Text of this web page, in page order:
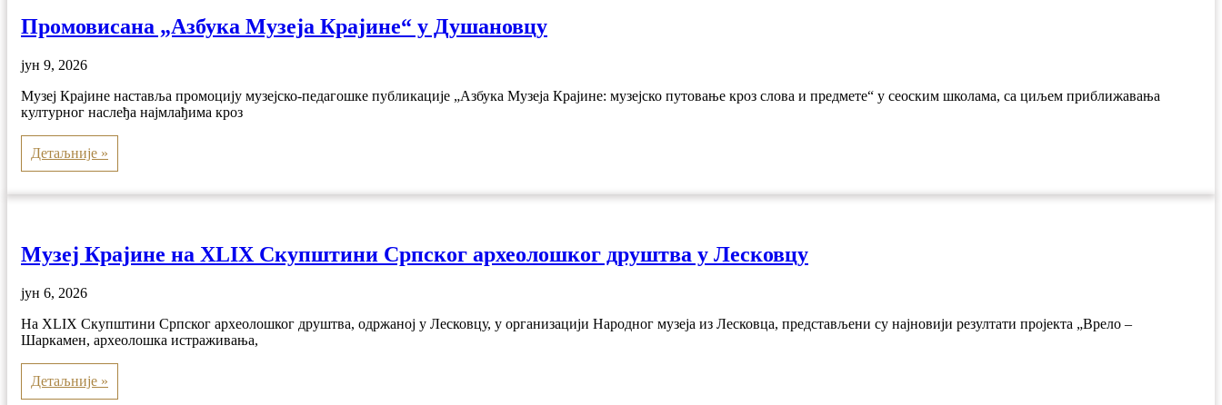
Промовисана „Азбука Музеја Крајине“ у Душановцу
јун 9, 2026
Музеј Крајине наставља промоцију музејско-педагошке публикације „Азбука Музеја Крајине: музејско путовање кроз слова и предмете“ у сеоским школама, са циљем приближавања
културног наслеђа најмлађима кроз
Детаљније »
Музеј Крајине на XLIX Скупштини Српског археолошког друштва у Лесковцу
јун 6, 2026
На XLIX Скупштини Српског археолошког друштва, одржаној у Лесковцу, у организацији Народног музеја из Лесковца, представљени су најновији резултати пројекта „Врело –
Шаркамен, археолошка истраживања,
Детаљније »